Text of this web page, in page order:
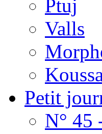
Ptuj
Valls
Petit
N° 45